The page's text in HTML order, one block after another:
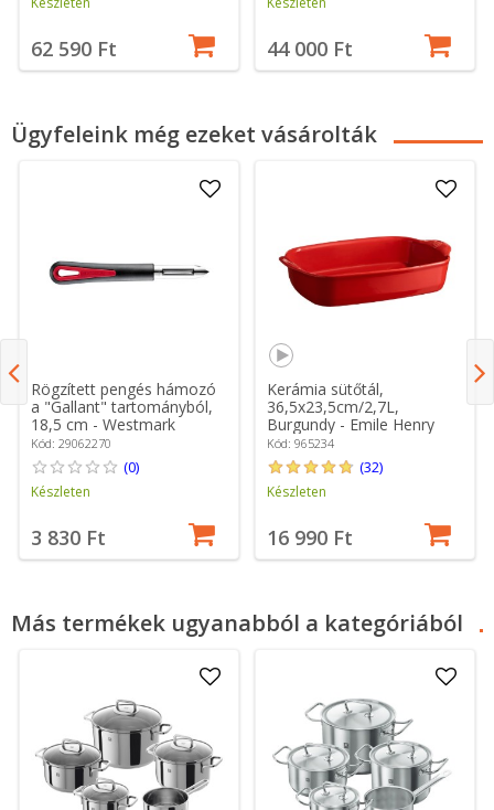
62 590 Ft 44 000 Ft
Ügyfeleink még ezeket vásárolták
Rögzített pengés hámozó
a "Gallant" tartományból,
18,5 cm - Westmark
Kód: 29062270
(0)
Készleten
3 830 Ft
Kerámia sütőtál,
36,5x23,5cm/2,7L,
Burgundy - Emile Henry
Kód: 965234
(32)
Készleten
16 990 Ft
Más termékek ugyanabból a kategóriából